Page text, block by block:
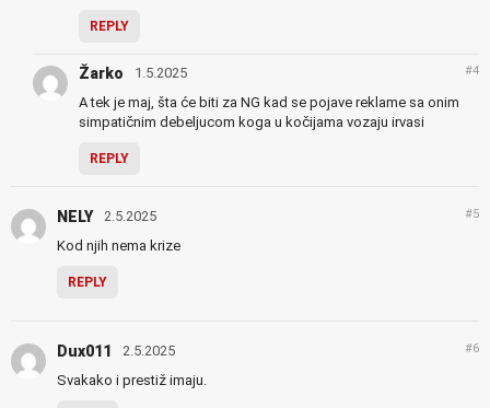
REPLY
Žarko 1.5.2025 #4
A tek je maj, šta će biti za NG kad se pojave reklame sa onim
simpatičnim debeljucom koga u kočijama vozaju irvasi
REPLY
NELY 2.5.2025 #5
Kod njih nema krize
REPLY
Dux011 2.5.2025 #6
Svakako i prestiž imaju.